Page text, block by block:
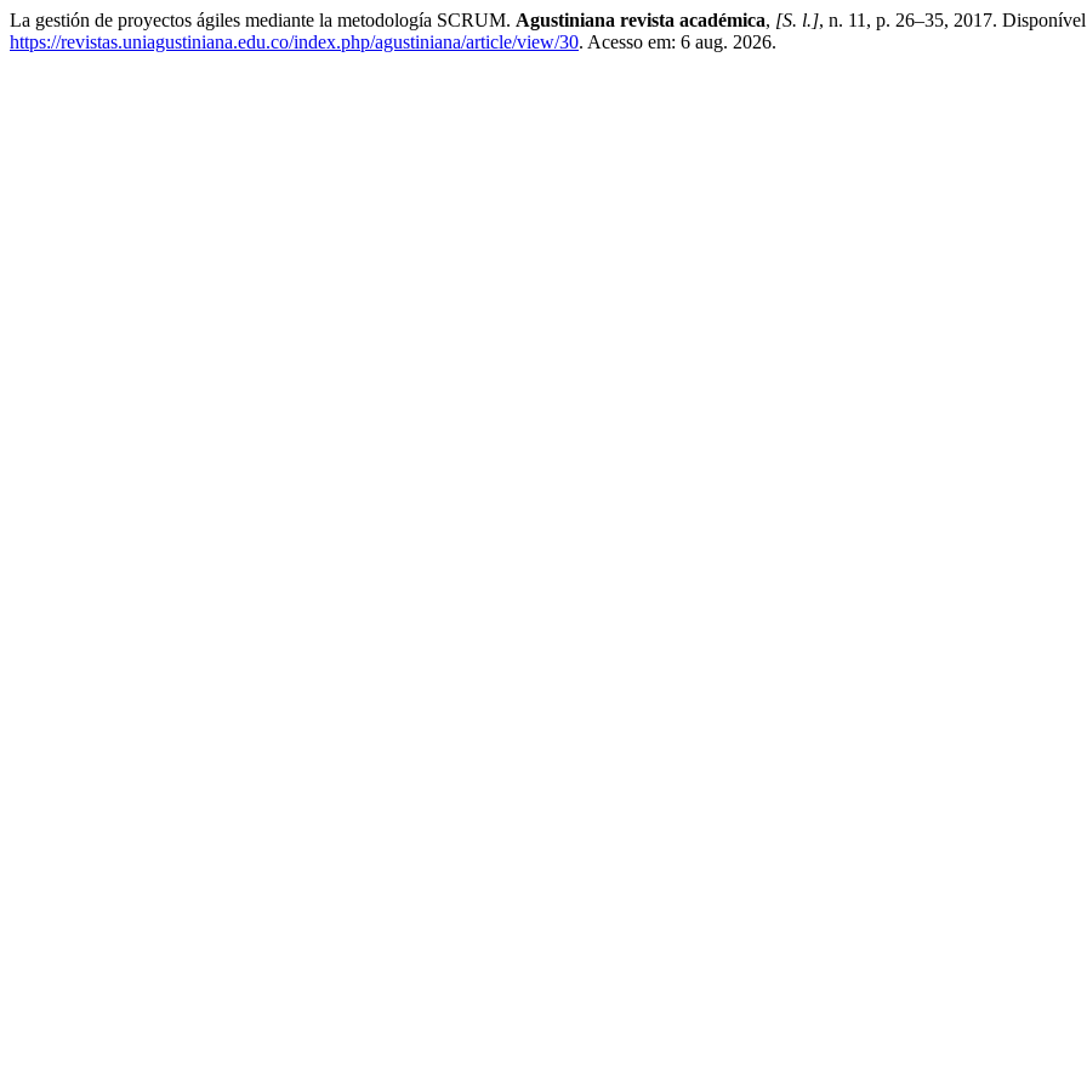
La gestión de proyectos ágiles mediante la metodología SCRUM. Agustiniana revista académica, [S. l.], n. 11, p. 26–35, 2017.
https://revistas.uniagustiniana.edu.co/index.php/agustiniana/article/view/30. Acesso em: 6 aug. 2026.